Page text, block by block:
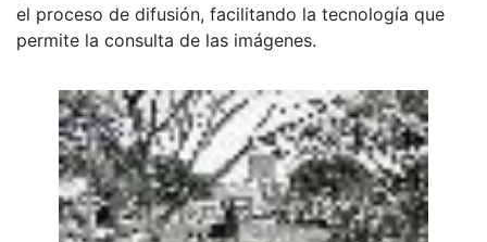
el proceso de difusión, facilitando la tecnología que
permite la consulta de las imágenes.